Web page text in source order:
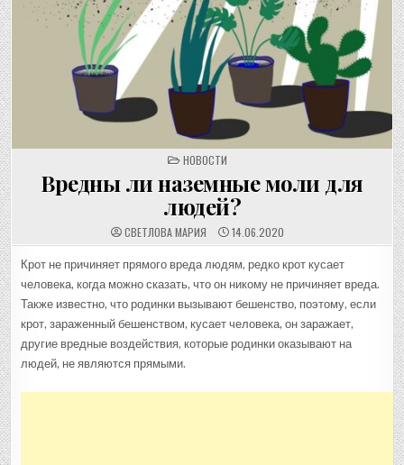
POSTED
НОВОСТИ
Вредны ли наземные моли для
людей?
СВЕТЛОВА МАРИЯ 14.06.2020
Крот не причиняет прямого вреда людям, редко крот кусает
человека, когда можно сказать, что он никому не причиняет вреда.
Также известно, что родинки вызывают бешенство, поэтому, если
крот, зараженный бешенством, кусает человека, он заражает,
другие вредные воздействия, которые родинки оказывают на
людей, не являются прямыми.